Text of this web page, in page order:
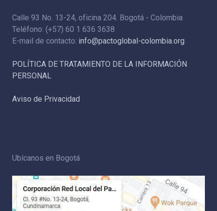
Calle 93 No. 13-24, oficina 204. Bogotá - Colombia
Teléfono: (+57) 60 1 636 3638
E-mail de contacto: info@pactoglobal-colombia.org
POLÍTICA DE TRATAMIENTO DE LA INFORMACIÓN
PERSONAL
Aviso de Privacidad
Ubícanos en Bogotá